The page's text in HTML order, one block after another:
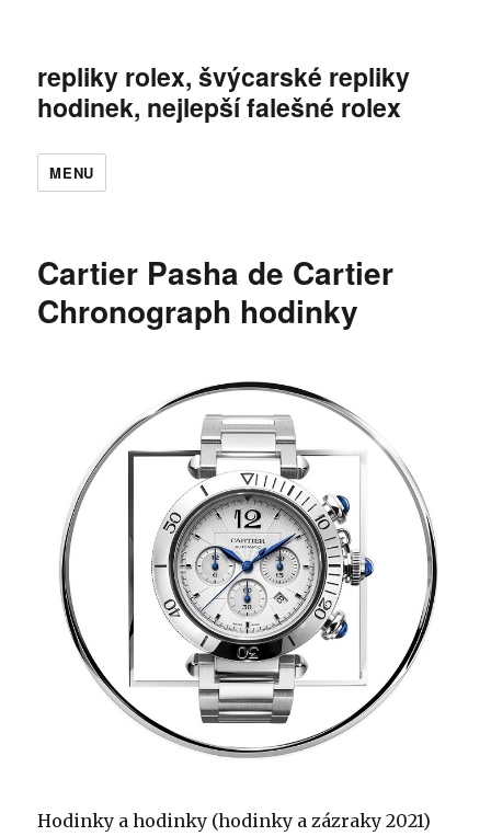
repliky rolex, švýcarské repliky
hodinek, nejlepší falešné rolex
MENU
Cartier Pasha de Cartier
Chronograph hodinky
Hodinky a hodinky (hodinky a zázraky 2021)